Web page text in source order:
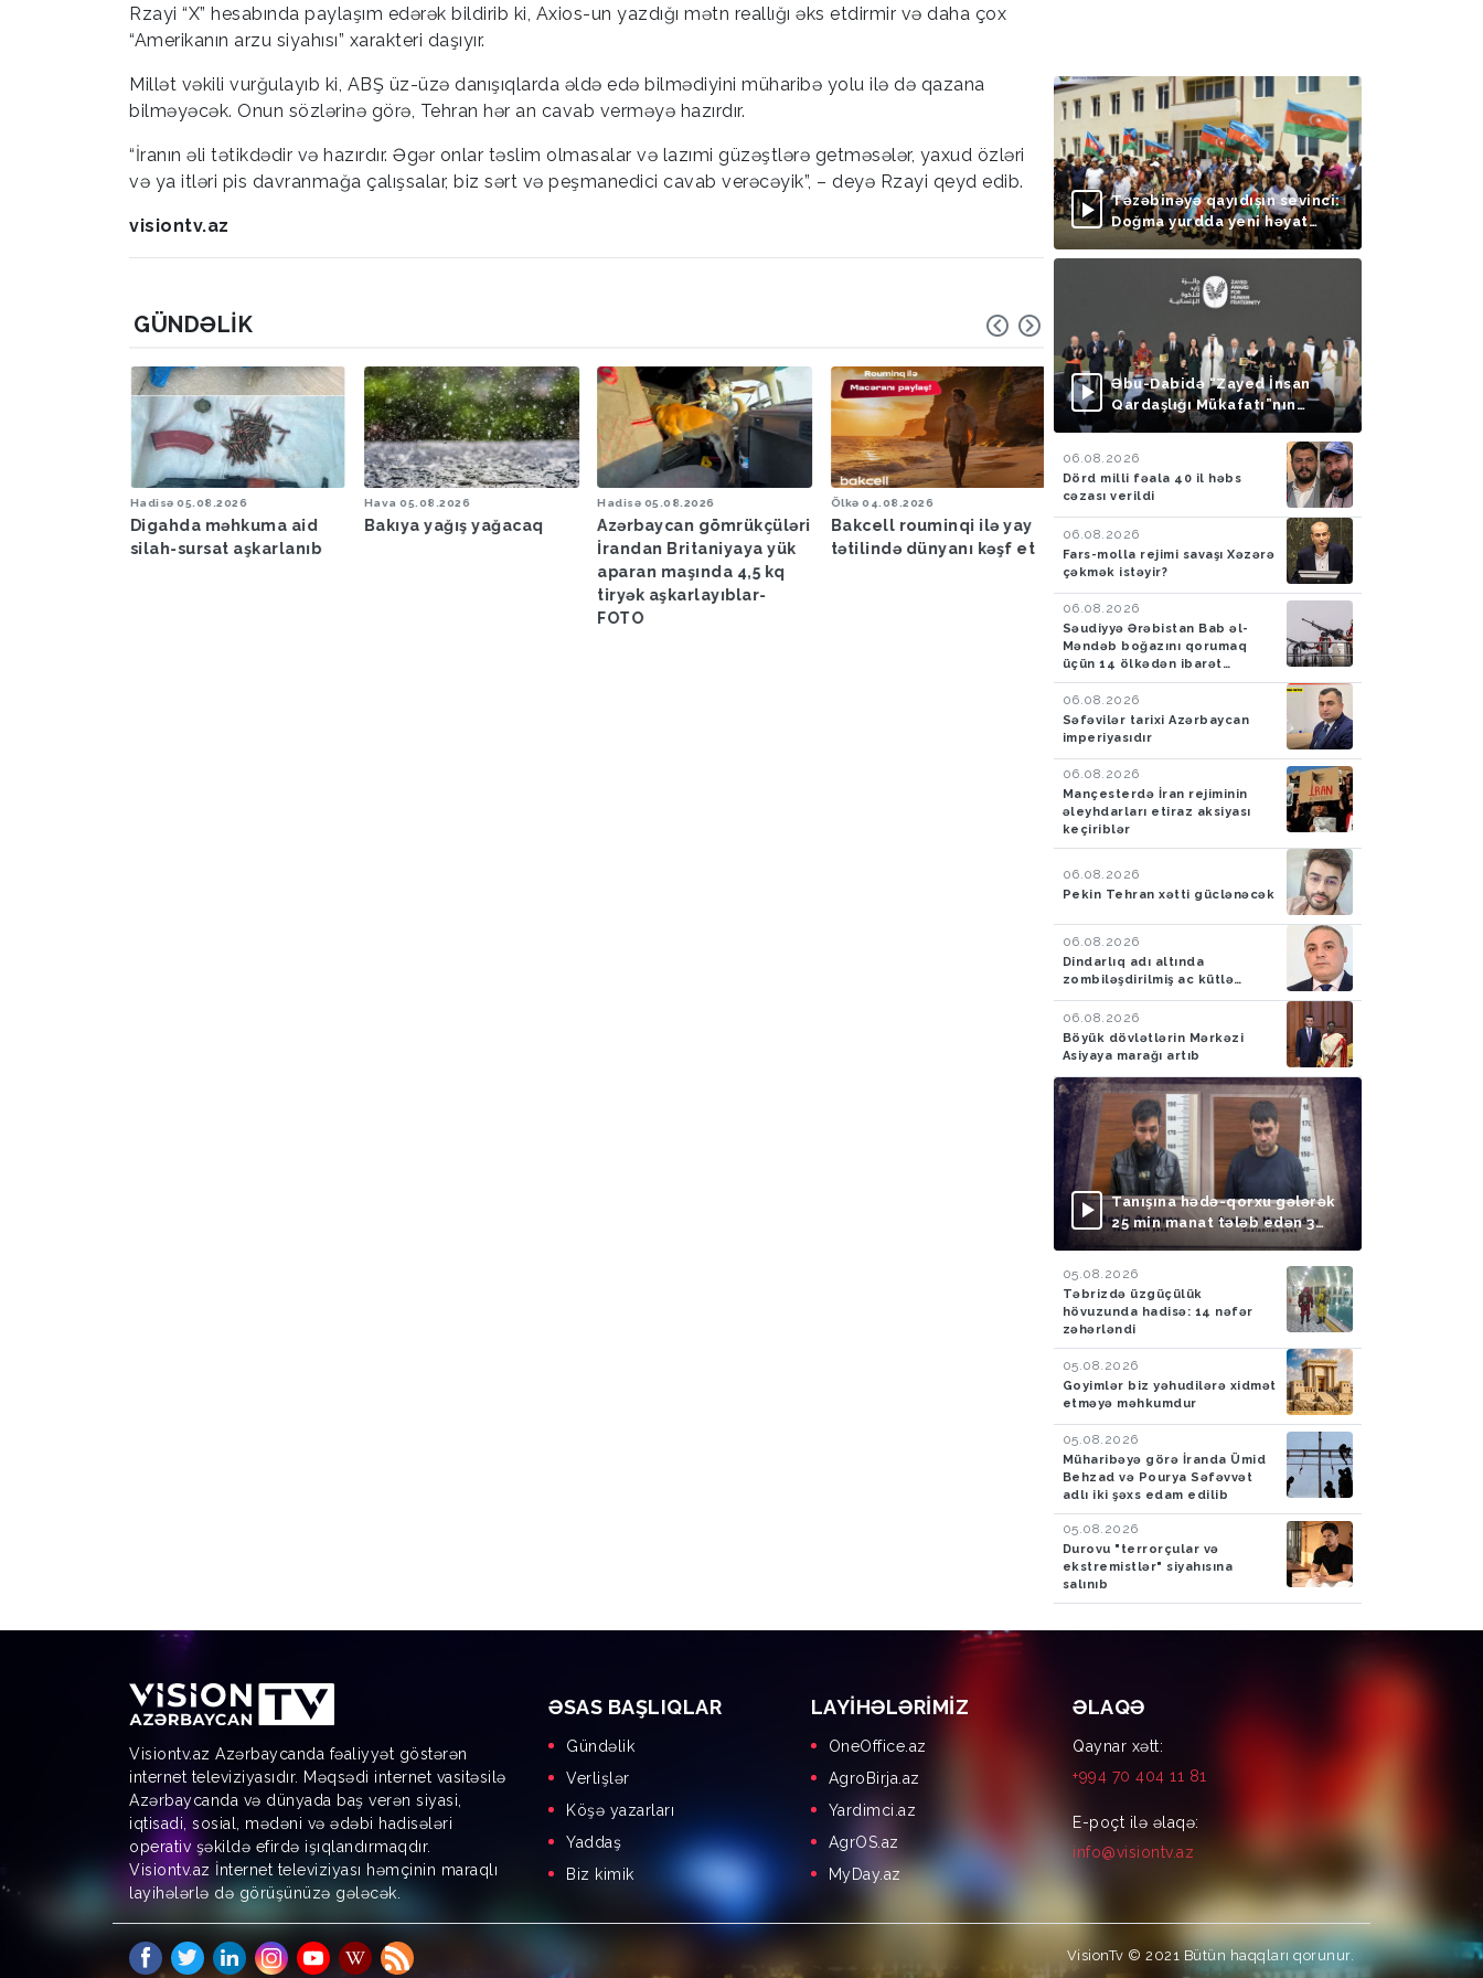
Rzayi “X” hesabında paylaşım edərək bildirib ki, Axios-un yazdığı mətn reallığı əks etdirmir və daha çox
“Amerikanın arzu siyahısı” xarakteri daşıyır.
Millət vəkili vurğulayıb ki, ABŞ üz-üzə danışıqlarda əldə edə bilmədiyini müharibə yolu ilə də qazana
bilməyəcək. Onun sözlərinə görə, Tehran hər an cavab verməyə hazırdır.
“İranın əli tətikdədir və hazırdır. Əgər onlar təslim olmasalar və lazımi güzəştlərə getməsələr, yaxud özləri
və ya itləri pis davranmağa çalışsalar, biz sərt və peşmanedici cavab verəcəyik”, – deyə Rzayi qeyd edib.
visiontv.az
GÜNDƏLIK
Hadisə 05.08.2026
Digahda məhkuma aid
silah-sursat aşkarlanıb
Hava 05.08.2026
Bakıya yağış yağacaq
Hadisə 05.08.2026
Azərbaycan gömrükçüləri
İrandan Britaniyaya yük
aparan maşında 4,5 kq
tiryək aşkarlayıblar-
FOTO
Ölkə 04.08.2026
Bakcell rouminqi ilə yay
tətilində dünyanı kəşf et
Hadisə 03.08.2026
ərazilərdə suda batan 40
nəfərin meyiti tapılıb, 55
nəfər xilas edilib
Hadisə 03.08.2026
Azad edilmiş
ötən ay 788 mina,
PHS aşkarlanıb
Təzəbinəyə qayıdışın sevinci:
Doğma yurdda yeni həyat
başlayır
Əbu-Dabidə “Zayed İnsan
Qardaşlığı Mükafatı”nın
təqdimolunma mərasimi
06.08.2026
Dörd milli fəala 40 il həbs
cəzası verildi
06.08.2026
Fars-molla rejimi savaşı Xəzərə
çəkmək istəyir?
06.08.2026
Səudiyyə Ərəbistan Bab əl-
Məndəb boğazını qorumaq
üçün 14 ölkədən ibarət
müdafiə koalisiyası yaradıb
06.08.2026
Səfəvilər tarixi Azərbaycan
imperiyasıdır
06.08.2026
Mançesterdə İran rejiminin
əleyhdarları etiraz aksiyası
keçiriblər
06.08.2026
Pekin Tehran xətti güclənəcək
06.08.2026
Dindarlıq adı altında
zombiləşdirilmiş ac kütlə…
06.08.2026
Böyük dövlətlərin Mərkəzi
Asiyaya marağı artıb
Tanışına hədə-qorxu gələrək
25 min manat tələb edən 3
nəfər saxlanılıb
05.08.2026
Təbrizdə üzgüçülük
hövuzunda hadisə: 14 nəfər
zəhərləndi
05.08.2026
Goyimlər biz yəhudilərə xidmət
etməyə məhkumdur
05.08.2026
Müharibəyə görə İranda Ümid
Behzad və Pourya Səfəvvət
adlı iki şəxs edam edilib
05.08.2026
Durovu "terrorçular və
ekstremistlər" siyahısına
salınıb
Visiontv.az Azərbaycanda fəaliyyət göstərən
internet televiziyasıdır. Məqsədi internet vasitəsilə
Azərbaycanda və dünyada baş verən siyasi,
iqtisadi, sosial, mədəni və ədəbi hadisələri
operativ şəkildə efirdə işıqlandırmaqdır.
Visiontv.az İnternet televiziyası həmçinin maraqlı
layihələrlə də görüşünüzə gələcək.
ƏSAS BAŞLIQLAR
Gündəlik
Verlişlər
Köşə yazarları
Yaddaş
Biz kimik
LAYIHƏLƏRIMIZ
OneOffice.az
AgroBirja.az
Yardimci.az
AgrOS.az
MyDay.az
ƏLAQƏ
Qaynar xətt:
+994 70 404 11 81
E-poçt ilə əlaqə:
info@visiontv.az
VisionTv © 2021 Bütün haqqları qorunur.